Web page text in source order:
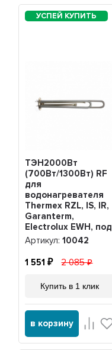
ТЭН2000Вт
(700Вт/1300Вт) RF
для
водонагревателя
Thermex RZL, IS, IR,
Garanterm,
Electrolux EWH, под
анод М4, нерж,
10042
Артикул:10042
1 551 2 085
Купить в 1 клик
в корзину